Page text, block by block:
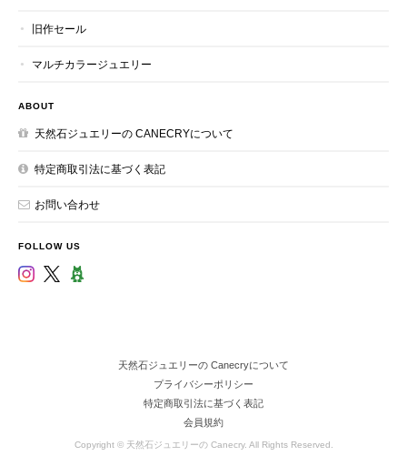
旧作セール
マルチカラージュエリー
ABOUT
天然石ジュエリーの CANECRYについて
特定商取引法に基づく表記
お問い合わせ
FOLLOW US
天然石ジュエリーの Canecryについて
プライバシーポリシー
特定商取引法に基づく表記
会員規約
Copyright © 天然石ジュエリーの Canecry. All Rights Reserved.